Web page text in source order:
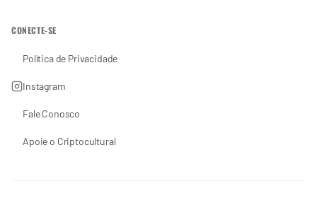
CONECTE-SE
Política de Privacidade
Instagram
Fale Conosco
Apoie o Criptocultural